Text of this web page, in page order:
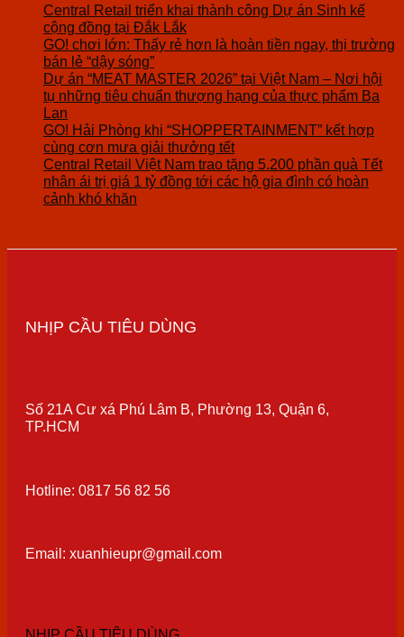
Central Retail triển khai thành công Dự án Sinh kế
cộng đồng tại Đắk Lắk
GO! chơi lớn: Thấy rẻ hơn là hoàn tiền ngay, thị trường
bán lẻ “dậy sóng”
Dự án “MEAT MASTER 2026” tại Việt Nam – Nơi hội
tụ những tiêu chuẩn thượng hạng của thực phẩm Ba
Lan
GO! Hải Phòng khi “SHOPPERTAINMENT” kết hợp
cùng cơn mưa giải thưởng tết
Central Retail Việt Nam trao tặng 5.200 phần quà Tết
nhân ái trị giá 1 tỷ đồng tới các hộ gia đình có hoàn
cảnh khó khăn
NHỊP CẦU TIÊU DÙNG
Số 21A Cư xá Phú Lâm B, Phường 13, Quận 6,
TP.HCM
Hotline: 0817 56 82 56
Email: xuanhieupr@gmail.com